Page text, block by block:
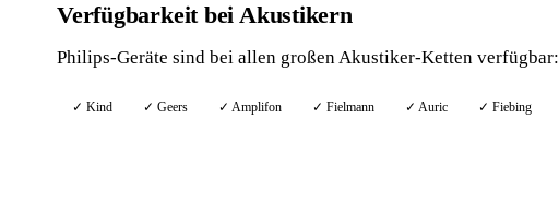
Verfügbarkeit bei Akustikern
Philips-Geräte sind bei allen großen Akustiker-Ketten verfügbar:
✓ Kind ✓ Geers ✓ Amplifon ✓ Fielmann ✓ Auric ✓ Fiebing